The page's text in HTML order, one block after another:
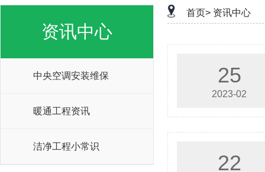
资讯中心
中央空调安装维保
暖通工程资讯
洁净工程小常识
首页> 资讯中心
25
2023-02
22